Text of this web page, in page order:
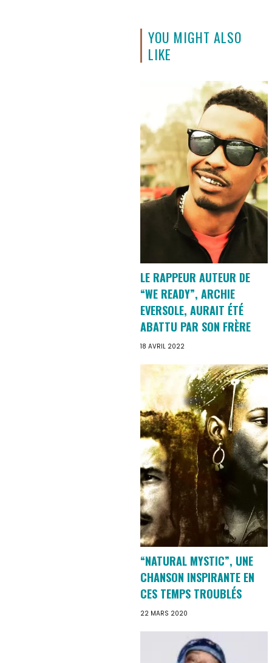
YOU MIGHT ALSO
LIKE
LE RAPPEUR AUTEUR DE
“WE READY”, ARCHIE
EVERSOLE, AURAIT ÉTÉ
ABATTU PAR SON FRÈRE
18 AVRIL 2022
“NATURAL MYSTIC”, UNE
CHANSON INSPIRANTE EN
CES TEMPS TROUBLÉS
22 MARS 2020